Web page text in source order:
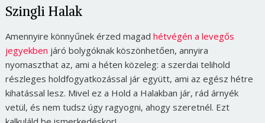
Szingli Halak
Amennyire könnyűnek érzed magad hétvégén a levegős
jegyekben járó bolygóknak köszönhetően, annyira
nyomaszthat az, ami a héten közeleg: a szerdai telihold
részleges holdfogyatkozással jár együtt, ami az egész hétre
kihatással lesz. Mivel ez a Hold a Halakban jár, rád árnyék
vetül, és nem tudsz úgy ragyogni, ahogy szeretnél. Ezt